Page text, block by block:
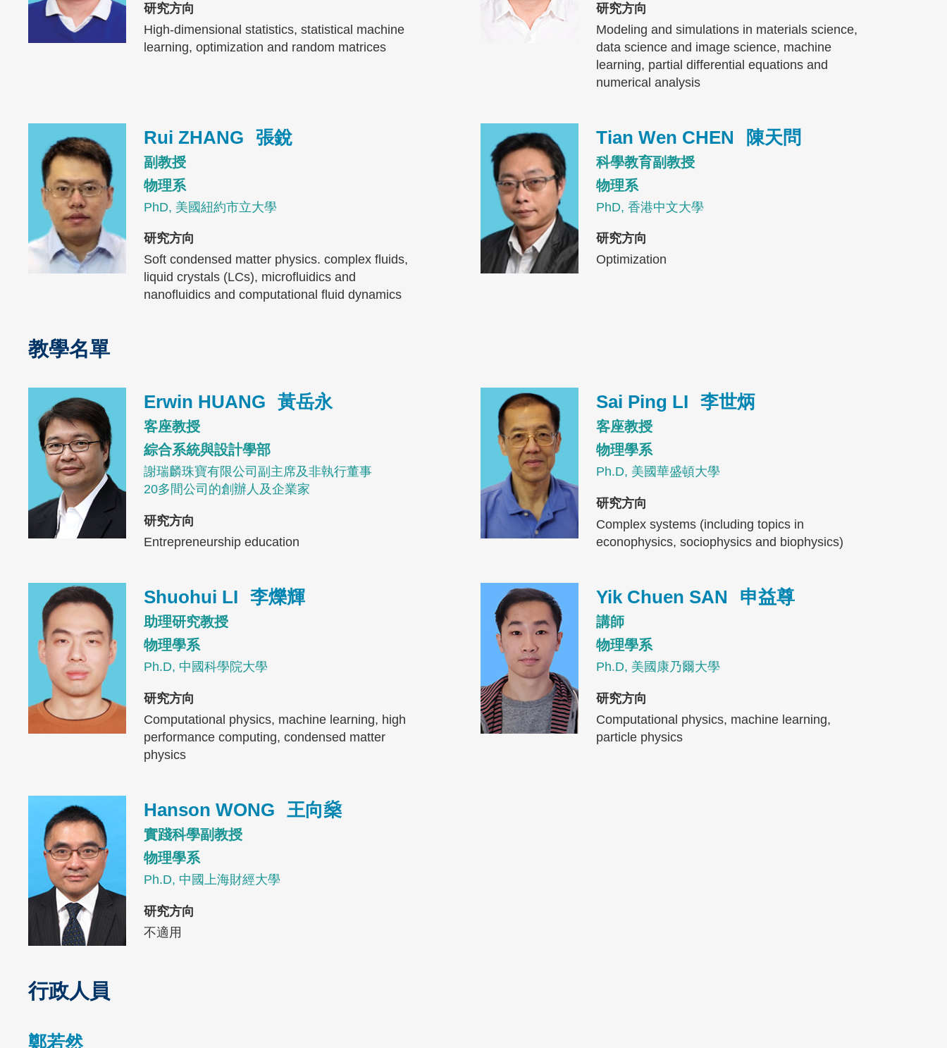
研究方向
High-dimensional statistics, statistical machine
learning, optimization and random matrices
研究方向
Modeling and simulations in materials science,
data science and image science, machine
learning, partial differential equations and
numerical analysis
Rui ZHANG 張銳
副教授
物理系
PhD, 美國紐約市立大學
研究方向
Soft condensed matter physics. complex fluids,
liquid crystals (LCs), microfluidics and
nanofluidics and computational fluid dynamics
Image Tian Wen CHEN 陳天問
科學教育副教授
物理系
PhD, 香港中文大學
研究方向
Optimization
Text
教學名單
Image Erwin HUANG 黃岳永
客座教授
綜合系統與設計學部
謝瑞麟珠寶有限公司副主席及非執行董事
20多間公司的創辦人及企業家
研究方向
Entrepreneurship education
Image Sai Ping LI 李世炳
客座教授
物理學系
Ph.D, 美國華盛頓大學
研究方向
Complex systems (including topics in
econophysics, sociophysics and biophysics)
Image Shuohui LI 李爍輝
助理研究教授
物理學系
Ph.D, 中國科學院大學
研究方向
Computational physics, machine learning, high
performance computing, condensed matter
physics
Image Yik Chuen SAN 申益尊
講師
物理學系
Ph.D, 美國康乃爾大學
研究方向
Computational physics, machine learning,
particle physics
Image Hanson WONG 王向燊
實踐科學副教授
物理學系
Ph.D, 中國上海財經大學
研究方向
不適用
Text
行政人員
Text
鄭若然